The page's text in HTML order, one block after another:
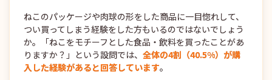
ねこのパッケージや肉球の形をした商品に一目惚れして、
つい買ってしまう経験をした方もいるのではないでしょう
か。「ねこをモチーフとした食品・飲料を買ったことがあ
りますか？」という設問では、 全体の4割（40.5%）が購
入した経験があると回答しています。